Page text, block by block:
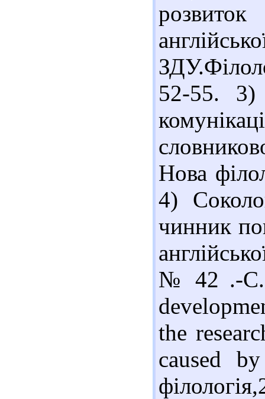
52-55. 3)
Нова
4)
чинник
№ 42 .-С.
the
caused